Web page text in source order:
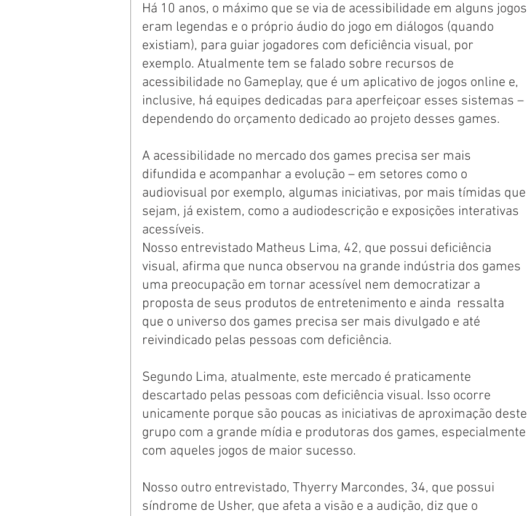
Há 10 anos, o máximo que se via de acessibilidade em alguns jogos
eram legendas e o próprio áudio do jogo em diálogos (quando
existiam), para guiar jogadores com deficiência visual, por
exemplo. Atualmente tem se falado sobre recursos de
acessibilidade no Gameplay, que é um aplicativo de jogos online e,
inclusive, há equipes dedicadas para aperfeiçoar esses sistemas –
dependendo do orçamento dedicado ao projeto desses games.
A acessibilidade no mercado dos games precisa ser mais
difundida e acompanhar a evolução – em setores como o
audiovisual por exemplo, algumas iniciativas, por mais tímidas que
sejam, já existem, como a audiodescrição e exposições interativas
acessíveis.
Nosso entrevistado Matheus Lima, 42, que possui deficiência
visual, afirma que nunca observou na grande indústria dos games
uma preocupação em tornar acessível nem democratizar a
proposta de seus produtos de entretenimento e ainda  ressalta
que o universo dos games precisa ser mais divulgado e até
reivindicado pelas pessoas com deficiência.
Segundo Lima, atualmente, este mercado é praticamente
descartado pelas pessoas com deficiência visual. Isso ocorre
unicamente porque são poucas as iniciativas de aproximação deste
grupo com a grande mídia e produtoras dos games, especialmente
com aqueles jogos de maior sucesso.
Nosso outro entrevistado, Thyerry Marcondes, 34, que possui
síndrome de Usher, que afeta a visão e a audição, diz que o